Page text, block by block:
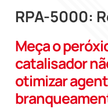
RPA-5000:
Meça o
catalisador
otimizar